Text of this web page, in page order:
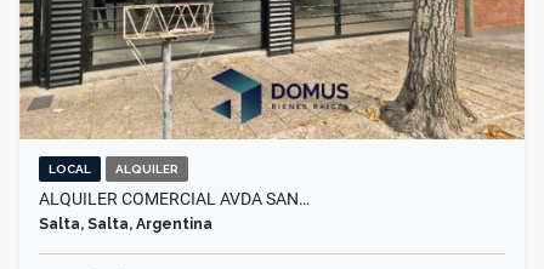
LOCAL ALQUILER
ALQUILER COMERCIAL AVDA SAN…
Salta, Salta, Argentina